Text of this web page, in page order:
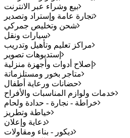
بيع وشراء عبر الانترنت
تجارة عامة وإستراد وتصدير
شحن وتخليص جمركي
سيارات ونقل
مراكز تعليم وتأهيل وتدريب
إستديوهات تصوير
إصلاح أدوات وأجهزة منزلية
متاجر بخور ومستلزماتة
حضانات ورعاية أطفال
خدمات ولوازم المناسبات والأفراح
خراطة - نجارة - حدادة ولحام
خياطة وتطريز
دعاية وإعلان
ديكور - بناء ومقاولات